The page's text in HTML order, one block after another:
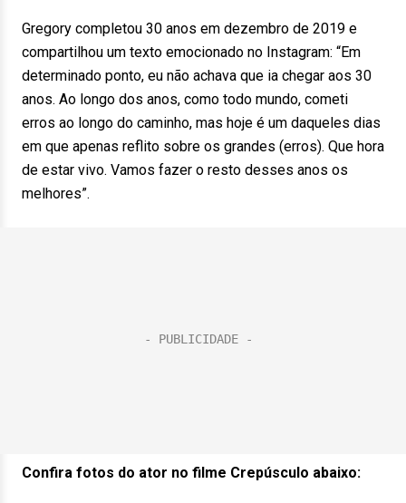
Gregory completou 30 anos em dezembro de 2019 e
compartilhou um texto emocionado no Instagram: “Em
determinado ponto, eu não achava que ia chegar aos 30
anos. Ao longo dos anos, como todo mundo, cometi
erros ao longo do caminho, mas hoje é um daqueles dias
em que apenas reflito sobre os grandes (erros). Que hora
de estar vivo. Vamos fazer o resto desses anos os
melhores”.
Confira fotos do ator no filme Crepúsculo abaixo: